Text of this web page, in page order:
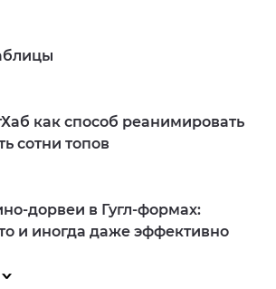
как способ реанимировать
сотни топов
дорвеи в Гугл-формах:
и иногда даже эффективно